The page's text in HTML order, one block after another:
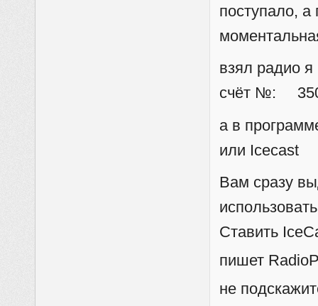
поступало, а
взял радио
счёт №:
а в
или Icecast
Вам сразу
Ставить
пишет
не